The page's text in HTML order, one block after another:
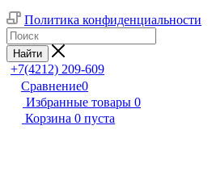
Политика конфиденциальности
Найти
+7(4212) 209-609
Сравнение0
Избранные товары 0
Корзина 0 пуста